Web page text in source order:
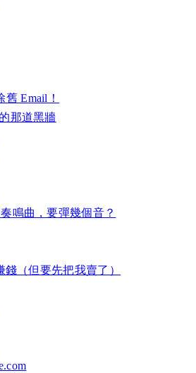
Email！
那道黑牆
鳴曲，要彈幾個音？
錢（但要先把我賣了）